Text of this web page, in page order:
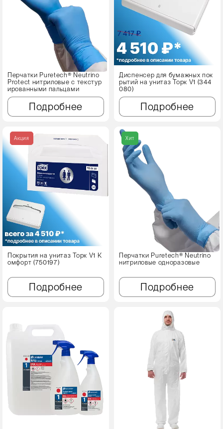
Перчатки Puretech® Neutrino
Protect нитриловые с текстур
ированными пальцами
Подробнее
Диспенсер для бумажных пок
рытий на унитаз Торк V1 (344
080)
Подробнее
Акция
Покрытия на унитаз Торк V1 К
омфорт (750197)
Подробнее
Хит
Перчатки Puretech® Neutrino
нитриловые одноразовые
Подробнее